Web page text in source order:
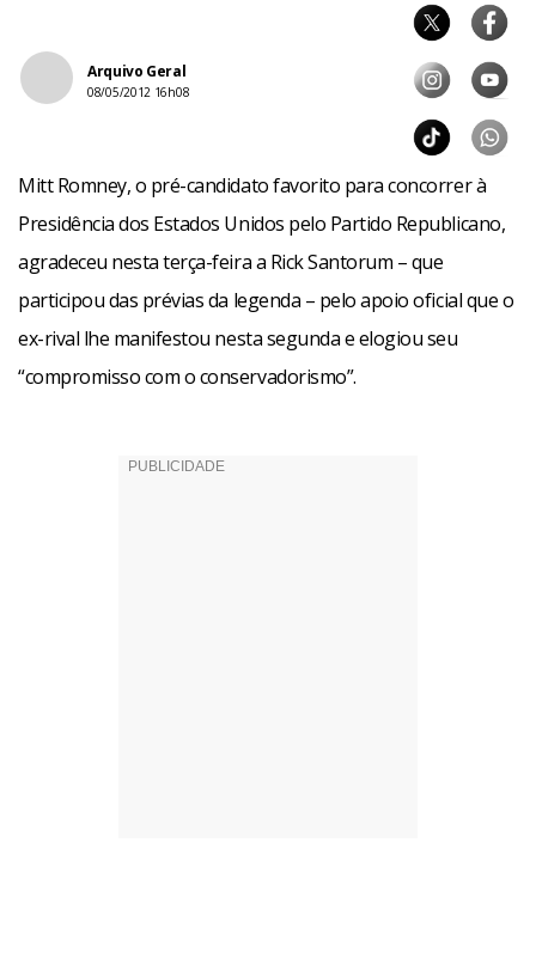
Arquivo Geral
08/05/2012 16h08
Mitt Romney, o pré-candidato favorito para concorrer à
Presidência dos Estados Unidos pelo Partido Republicano,
agradeceu nesta terça-feira a Rick Santorum – que
participou das prévias da legenda – pelo apoio oficial que o
ex-rival lhe manifestou nesta segunda e elogiou seu
“compromisso com o conservadorismo”.